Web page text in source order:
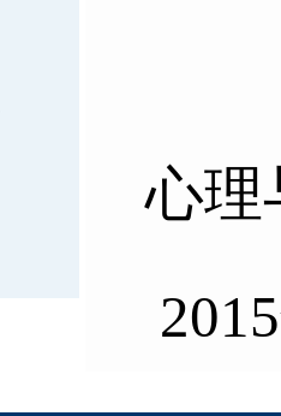
心理
2015